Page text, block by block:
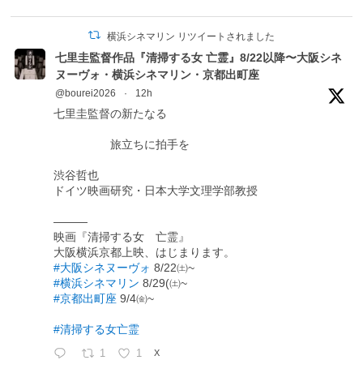
横浜シネマリン リツイートされました
七里圭監督作品『清掃する女 亡霊』8/22以降〜大阪シネ
ヌーヴォ・横浜シネマリン・京都出町座
@bourei2026 · 12h
七里圭監督の新たなる
旅立ちに拍手を
渋谷哲也
ドイツ映画研究・日本大学文理学部教授
―――
映画『清掃する女 亡霊』
大阪横浜京都上映、はじまります。
#大阪シネヌーヴォ 8/22㈯~
#横浜シネマリン 8/29(㈯~
#京都出町座 9/4㈮~
#清掃する女亡霊
1 1 X